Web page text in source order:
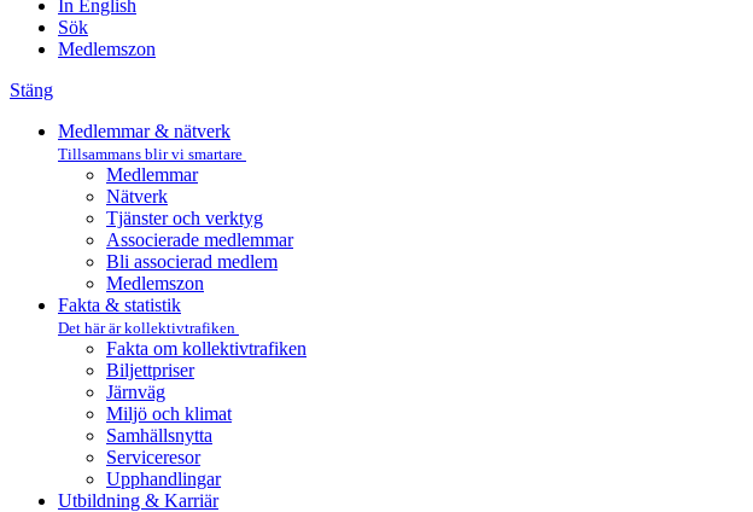
In English
Sök
Medlemszon
Stäng
Medlemmar & nätverk
Tillsammans blir vi smartare
Medlemmar
Nätverk
Tjänster och verktyg
Associerade medlemmar
Bli associerad medlem
Medlemszon
Fakta & statistik
Det här är kollektivtrafiken
Fakta om kollektivtrafiken
Biljettpriser
Järnväg
Miljö och klimat
Samhällsnytta
Serviceresor
Upphandlingar
Utbildning & Karriär